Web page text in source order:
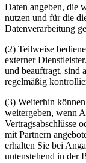
Daten angeben, die
nutzen und für die
Datenverarbeitung
(2) Teilweise
externer
und beauftragt, sind
regelmäßig
(3) Weiterhin
weitergeben, wenn
Vertragsabschlüsse
mit Partnern
erhalten Sie bei
untenstehend in der